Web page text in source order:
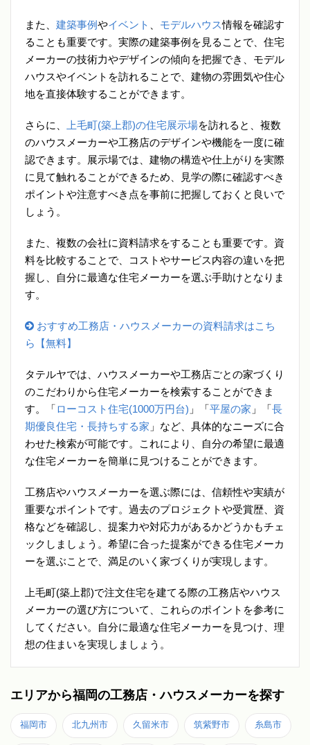
また、 建築事例やイベント モデルハウス情報を確認す
ることも重要です。実際の建築事例を見ることで、住宅
メーカーの技術力やデザインの傾向を把握でき、モデル
ハウスやイベントを訪れることで、建物の雰囲気や住心
地を直接体験することができます。
さらに、 上毛町(築上郡)の住宅展示場を訪れると、複数
のハウスメーカーや工務店のデザインや機能を一度に確
認できます。展示場では、建物の構造や仕上がりを実際
に見て触れることができるため、見学の際に確認すべき
ポイントや注意すべき点を事前に把握しておくと良いで
しょう。
また、複数の会社に資料請求をすることも重要です。資
料を比較することで、コストやサービス内容の違いを把
握し、自分に最適な住宅メーカーを選ぶ手助けとなりま
す。
おすすめ工務店・ハウスメーカーの資料請求はこち
ら【無料】
タテルヤでは、ハウスメーカーや工務店ごとの家づくり
のこだわりから住宅メーカーを検索することができま
す。「ローコスト住宅(1000万円台) 」「平屋の家 」「長
期優良住宅・長持ちする家 」など、具体的なニーズに合
わせた検索が可能です。これにより、自分の希望に最適
な住宅メーカーを簡単に見つけることができます。
工務店やハウスメーカーを選ぶ際には、信頼性や実績が
重要なポイントです。過去のプロジェクトや受賞歴、資
格などを確認し、提案力や対応力があるかどうかもチェ
ックしましょう。希望に合った提案ができる住宅メーカ
ーを選ぶことで、満足のいく家づくりが実現します。
上毛町(築上郡)で注文住宅を建てる際の工務店やハウス
メーカーの選び方について、これらのポイントを参考に
してください。自分に最適な住宅メーカーを見つけ、理
想の住まいを実現しましょう。
エリアから福岡の工務店・ハウスメーカーを探す
福岡市 北九州市 久留米市 筑紫野市 糸島市